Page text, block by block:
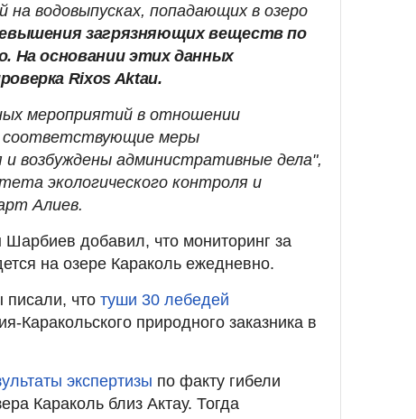
на водовыпусках, попадающих в озеро
загрязняющих веществ по
На основании этих данных
Rixos Aktau.
мероприятий в отношении
меры
и возбуждены административные дела",
экологического контроля и
Алиев.
добавил, что мониторинг за
на озере Караколь ежедневно.
что туши 30 лебедей
Каракольского природного заказника в
экспертизы по факту гибели
Караколь близ Актау. Тогда